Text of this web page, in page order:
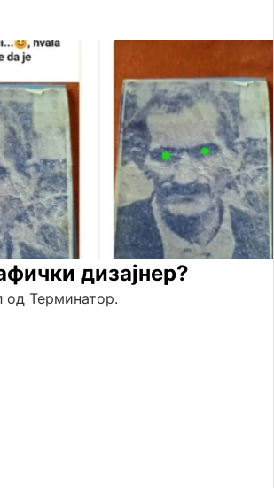
дизајнер?
од Терминатор.